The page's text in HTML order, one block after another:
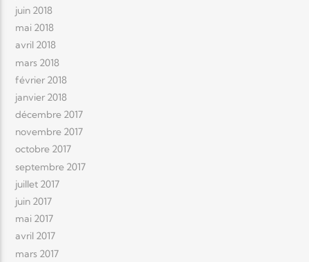
juin 2018
mai 2018
avril 2018
mars 2018
février 2018
janvier 2018
décembre 2017
novembre 2017
octobre 2017
septembre 2017
juillet 2017
juin 2017
mai 2017
avril 2017
mars 2017